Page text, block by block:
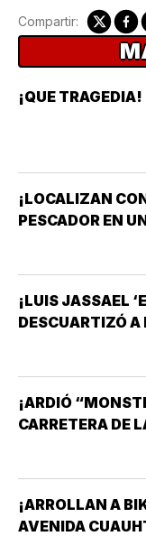
Compartir:
¡QUE TRAGEDIA!
¡LOCALIZAN
PESCADOR EN
¡LUIS JASSAEL
DESCUARTIZÓ A
¡ARDIÓ
CARRETERA DE
¡ARROLLAN A
AVENIDA